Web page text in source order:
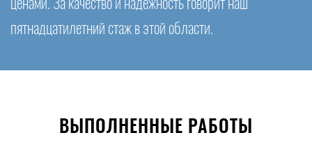
ценами. За качество и надежность говорит наш
пятнадцатилетний стаж в этой области.
ВЫПОЛНЕННЫЕ РАБОТЫ